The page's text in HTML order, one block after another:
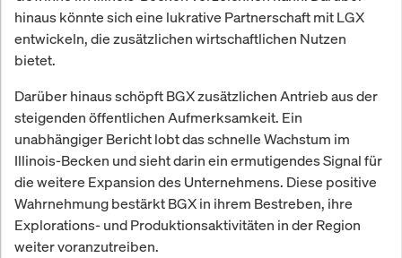
hinaus könnte sich eine lukrative Partnerschaft mit LGX
entwickeln, die zusätzlichen wirtschaftlichen Nutzen
bietet.
Darüber hinaus schöpft BGX zusätzlichen Antrieb aus der
steigenden öffentlichen Aufmerksamkeit. Ein
unabhängiger Bericht lobt das schnelle Wachstum im
Illinois-Becken und sieht darin ein ermutigendes Signal für
die weitere Expansion des Unternehmens. Diese positive
Wahrnehmung bestärkt BGX in ihrem Bestreben, ihre
Explorations- und Produktionsaktivitäten in der Region
weiter voranzutreiben.